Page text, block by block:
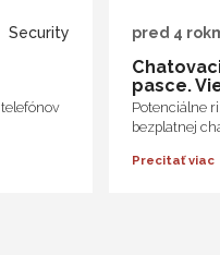
Security pred 4
pasce.
Potenciálne
bezplatnej
Precitať viac